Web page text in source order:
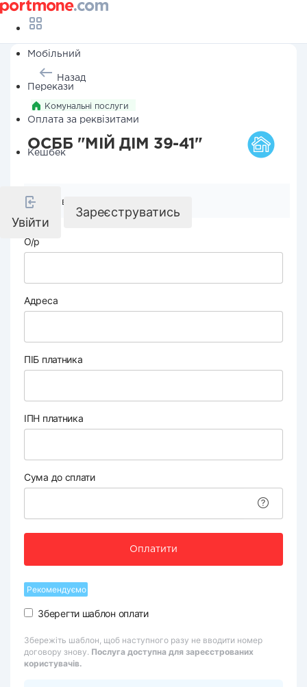
Мобільний
Перекази
Оплата за реквізитами
Кешбек
Увійти
Зареєструватись
Назад
Комунальні послуги
ОСББ "МІЙ ДІМ 39-41"
Реквізити компанії
О/р
Адреса
ПІБ платника
ІПН платника
Сума до сплати
Оплатити
Рекомендуємо
Зберегти шаблон оплати
Збережіть шаблон, щоб наступного разу не вводити номер
договору знову. Послуга доступна для зареєстрованих
користувачів.